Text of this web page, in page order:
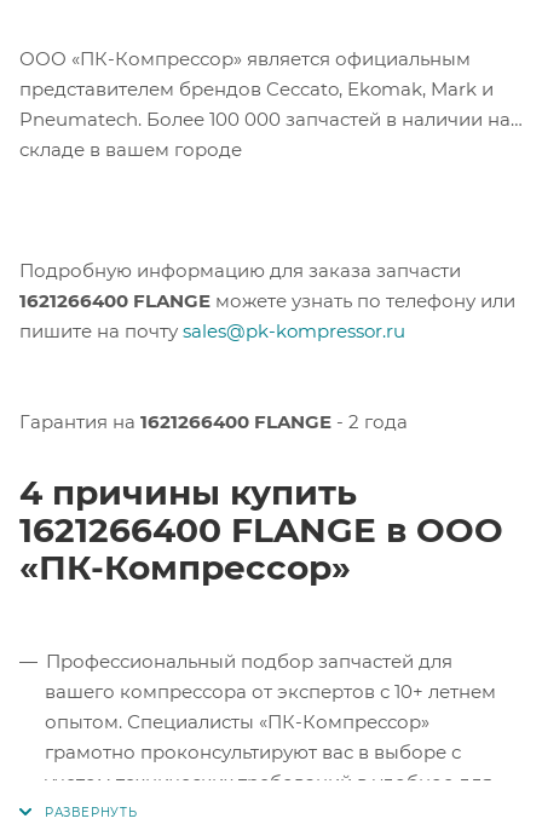
ООО «ПК-Компрессор» является официальным
представителем брендов Ceccato, Ekomak, Mark и
Pneumatech. Более 100 000 запчастей в наличии на
складе в вашем городе
Подробную информацию для заказа запчасти
1621266400 FLANGE можете узнать по телефону или
пишите на почту sales@pk-kompressor.ru
Гарантия на 1621266400 FLANGE - 2 года
4 причины купить
1621266400 FLANGE в ООО
«ПК-Компрессор»
Профессиональный подбор запчастей для
вашего компрессора от экспертов с 10+ летнем
опытом. Специалисты «ПК-Компрессор»
грамотно проконсультируют вас в выборе с
учетом технических требований в удобное для
вас время.